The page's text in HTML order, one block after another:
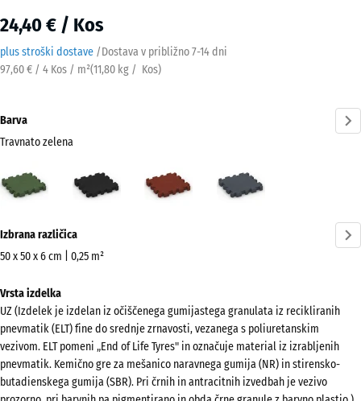
24,40 € / Kos
plus stroški dostave /Dostava v približno7-14 dni
97,60 € / 4 Kos / m²(11,80 kg / Kos)
Barva
Travnato zelena
zelena
rdeča
informacij
o
Prikaži
barvno
paleto
Travnato
(active)
Izbrana različica
50 x 50 x 6 cm | 0,25 m²
Dimenzije
za
pošiljanje
540
x
540
Vrsta izdelka
UZ (Izdelek je izdelan iz očiščenega gumijastega granulata iz recikliranih
pnevmatik (ELT) fine do srednje zrnavosti, vezanega s poliuretanskim
vezivom. ELT pomeni „End of Life Tyres" in označuje material iz izrabljenih
pnevmatik. Kemično gre za mešanico naravnega gumija (NR) in stirensko-
butadienskega gumija (SBR). Pri črnih in antracitnih izvedbah je vezivo